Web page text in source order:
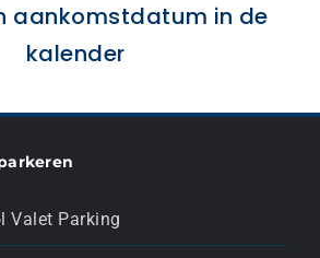
aankomstdatum in de
kalender
Valet Parking